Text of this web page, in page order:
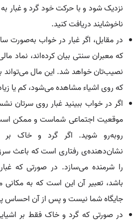
نزدیک شود و با حرکت خود گرد و غبار به
ناخوشایند دریافت کنید.
در مقابل، اگر غبار در خواب به‌صورت
که معبران سنتی بیان کرده‌اند، نماد
نصیب‌تان خواهد شد. این مال می‌تواند
که روی اشیاء مشاهده می‌شود، کم یا
اگر در خواب ببینید غبار روی سرتان
موقعیت اجتماعی شماست و ممکن
روبه‌رو شوید. اگر گرد و خاک بر
نشان‌دهنده‌ی رفتاری است که باعث
را شرمنده می‌سازد. در صورتی که
باشد، تعبیر آن این است که به
جایگاه شما نیست و پس از آن احساس
در صورتی که گرد و خاک فقط بر